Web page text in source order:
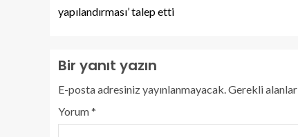
yapılandırması’ talep etti
Bir yanıt yazın
E-posta adresiniz yayınlanmayacak. Gerekli alanlar
Yorum*